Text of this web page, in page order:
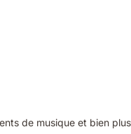
de musique et bien